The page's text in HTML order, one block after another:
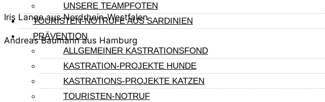
UNSERE TEAMPFOTEN
TOURISTEN-NOTRUFE AUS SARDINIEN
PRÄVENTION
ALLGEMEINER KASTRATIONSFOND
KASTRATION-PROJEKTE HUNDE
KASTRATIONS-PROJEKTE KATZEN
TOURISTEN-NOTRUF
Iris Lange aus Nordrhein-Westfalen
Andreas Baumann aus Hamburg
Weitere Hunde
Andere Hunde in der Vermittlung